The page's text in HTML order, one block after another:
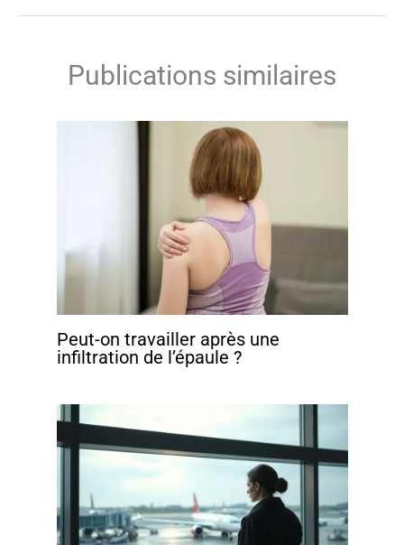
Publications similaires
Peut-on travailler après une
infiltration de l’épaule ?